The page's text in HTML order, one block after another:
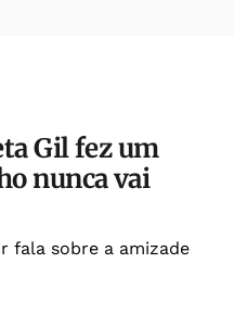
Gil fez um
nunca vai
fala sobre a amizade